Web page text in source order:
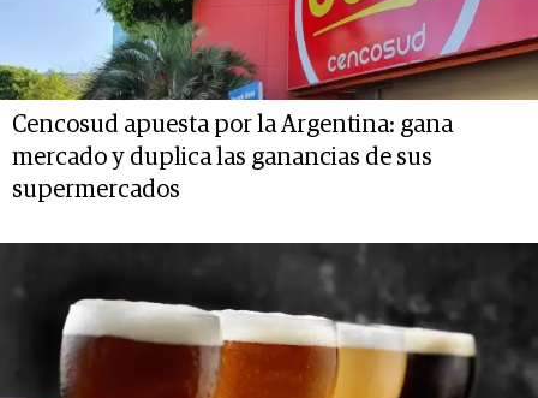
Cencosud apuesta por la Argentina: gana
mercado y duplica las ganancias de sus
supermercados